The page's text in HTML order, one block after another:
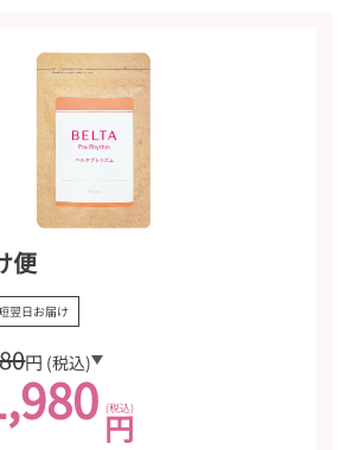
ずらい葉酸と鉄分を得たくこちらの購入に至
、ストレスなく使用することができます。コ
運びにも便利です。
やすいなと感じました。匂い等は気にならず
答）
便
翌日お届け
円 (税込)
円
(税込)